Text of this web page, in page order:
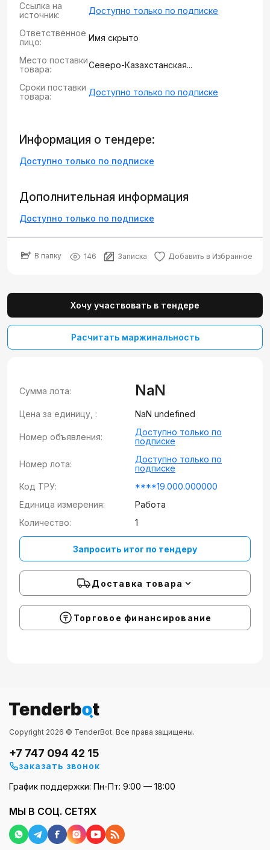
Ссылка на
источник:
Доступно только по подписке
Ответственное
лицо:
Имя скрыто
Место поставки
товара:
Северо-Казахстанская...
Сроки поставки
товара:
Доступно только по подписке
Информация о тендере:
Доступно только по подписке
Дополнительная информация
Доступно только по подписке
В папку 146 Записка Добавить в Избранное
Хочу участвовать в тендере
Расчитать маржинальность
Сумма лота: NaN
Цена за единицу, : NaN undefined
Номер объявления:
Доступно только по
подписке
Номер лота:
Доступно только по
подписке
Код ТРУ:
****19.000.000000
Единица измерения:
Работа
Количество:
1
Запросить итог по тендеру
Доставка товара
Торговое финансирование
Copyright 2026 © TenderBot. Все права защищены.
+7 747 094 42 15
заказать звонок
График поддержки: Пн-Пт: 9:00 — 18:00
МЫ В СОЦ. СЕТЯХ